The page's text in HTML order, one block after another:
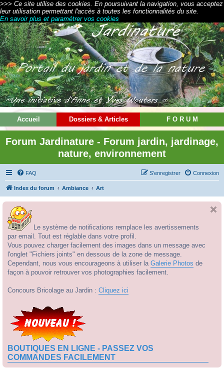
>>> Ce site utilise des cookies. En poursuivant la navigation, vous acceptez
leur utilisation permettant l'accès à toutes les fonctionnalités du site.
En savoir plus et paramétrer vos cookies
Accueil Dossiers & Articles F O R U M
Forum Jardinature - Forum jardin, jardinage,
nature, environnement
FAQ Connexion
S’enregistrer
Index du forum Ambiance Art
Le système de notifications remplace les avertissements
par email. Tout est réglable dans votre profil.
Vous pouvez charger facilement des images dans un message avec
l'onglet "Fichiers joints" en dessous de la zone de message.
Cependant, nous vous encourageons à utiliser la Galerie Photos de
façon à pouvoir retrouver vos photographies facilement.
Concours Bricolage au Jardin : Cliquez ici
BOUTIQUES EN LIGNE - PASSEZ VOS
COMMANDES FACILEMENT